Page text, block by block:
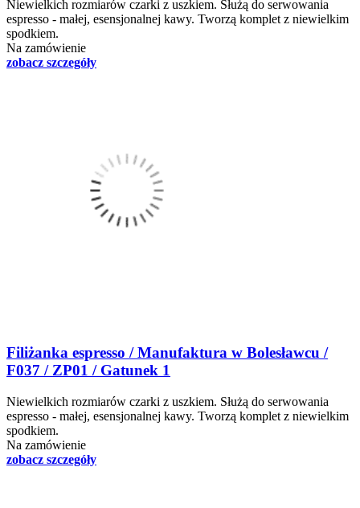
Niewielkich rozmiarów czarki z uszkiem. Służą do serwowania
espresso - małej, esensjonalnej kawy. Tworzą komplet z niewielkim
spodkiem.
Na zamówienie
zobacz szczegóły
Filiżanka espresso / Manufaktura w Bolesławcu /
F037 / ZP01 / Gatunek 1
Niewielkich rozmiarów czarki z uszkiem. Służą do serwowania
espresso - małej, esensjonalnej kawy. Tworzą komplet z niewielkim
spodkiem.
Na zamówienie
zobacz szczegóły